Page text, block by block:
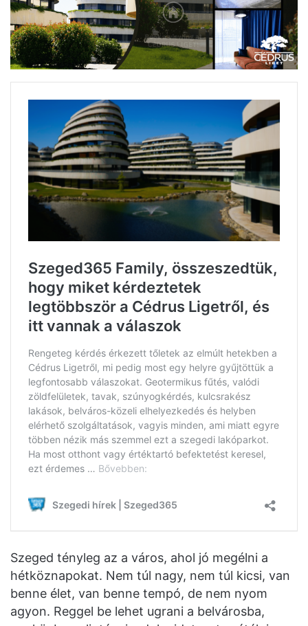
Szeged tényleg az a város, ahol jó megélni a
hétköznapokat. Nem túl nagy, nem túl kicsi, van
benne élet, van benne tempó, de nem nyom
agyon. Reggel be lehet ugrani a belvárosba,